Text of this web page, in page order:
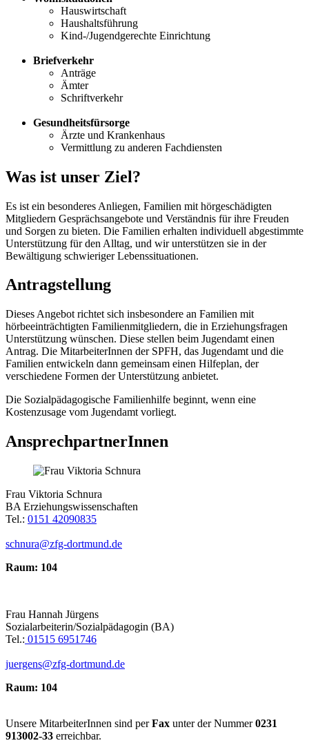
Hauswirtschaft
Haushaltsführung
Kind-/Jugendgerechte Einrichtung
Briefverkehr
Anträge
Ämter
Schriftverkehr
Gesundheitsfürsorge
Ärzte und Krankenhaus
Vermittlung zu anderen Fachdiensten
Was ist unser Ziel?
Es ist ein besonderes Anliegen, Familien mit hörgeschädigten
Mitgliedern Gesprächsangebote und Verständnis für ihre Freuden
und Sorgen zu bieten. Die Familien erhalten individuell abgestimmte
Unterstützung für den Alltag, und wir unterstützen sie in der
Bewältigung schwieriger Lebenssituationen.
Antragstellung
Dieses Angebot richtet sich insbesondere an Familien mit
hörbeeinträchtigten Familienmitgliedern, die in Erziehungsfragen
Unterstützung wünschen. Diese stellen beim Jugendamt einen
Antrag. Die MitarbeiterInnen der SPFH, das Jugendamt und die
Familien entwickeln dann gemeinsam einen Hilfeplan, der
verschiedene Formen der Unterstützung anbietet.
Die Sozialpädagogische Familienhilfe beginnt, wenn eine
Kostenzusage vom Jugendamt vorliegt.
AnsprechpartnerInnen
Frau Viktoria Schnura
BA Erziehungswissenschaften
Tel.: 0151 42090835
schnura@zfg-dortmund.de
Raum: 104
Frau Hannah Jürgens
Sozialarbeiterin/Sozialpädagogin (BA)
Tel.: 01515 6951746
juergens@zfg-dortmund.de
Raum: 104
Unsere MitarbeiterInnen sind perFax unter der Nummer0231
913002-33 erreichbar.